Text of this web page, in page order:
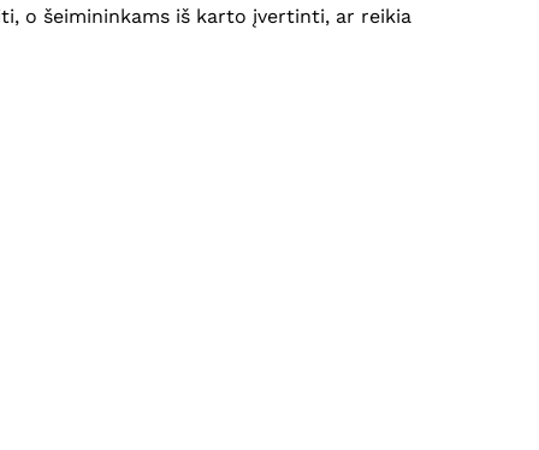
o šeimininkams iš karto įvertinti, ar reikia